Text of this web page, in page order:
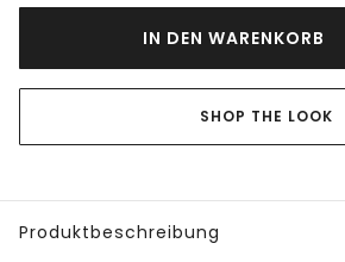
IN DEN WARENKORB
SHOP THE LOOK
Produktbeschreibung